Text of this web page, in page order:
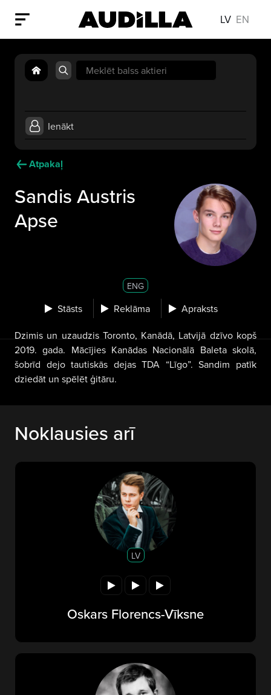
LV EN
Search
for:
Ienākt
Atpakaļ
Sandis Austris
Apse
ENG
Stāsts Reklāma Apraksts
Dzimis un uzaudzis Toronto, Kanādā, Latvijā dzīvo kopš
2019. gada. Mācījies Kanādas Nacionālā Baleta skolā,
šobrīd dejo tautiskās dejas TDA “Līgo”. Sandim patīk
dziedāt un spēlēt ģitāru.
Noklausies arī
LV
Oskars Florencs-Vīksne